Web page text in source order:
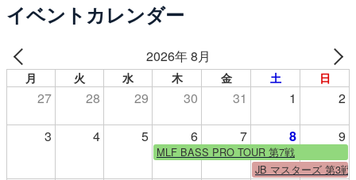
イベントカレンダー
2026年 8月
月 火 水 木 金 土 日
27 28 29 30 31 1 2
3 4 5 6 7 8 9
MLF BASS PRO TOUR 第7戦
JB マスターズ 第3戦